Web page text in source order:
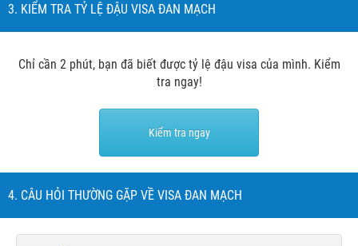
3. KIỂM TRA TỶ LỆ ĐẬU VISA ĐAN MẠCH
Chỉ cần 2 phút, bạn đã biết được tỷ lệ đậu visa của mình. Kiểm
tra ngay!
Kiểm tra ngay
4. CÂU HỎI THƯỜNG GẶP VỀ VISA ĐAN MẠCH